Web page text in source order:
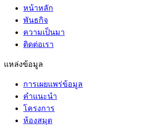
หน้าหลัก
พันธกิจ
ความเป็นมา
ติดต่อเรา
แหล่งข้อมูล
การเผยแพร่ข้อมูล
คำแนะนำ
โครงการ
ห้องสมุด